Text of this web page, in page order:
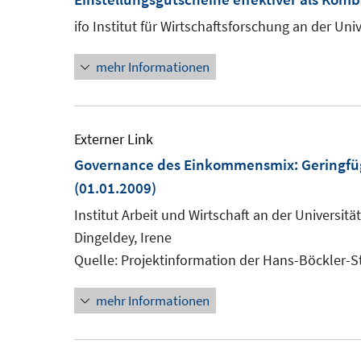
ifo Institut für Wirtschaftsforschung an der
mehr Informationen
Externer Link
Governance des Einkommensmix:
(01.01.2009)
Institut Arbeit und Wirtschaft an der
Dingeldey, Irene
Quelle: Projektinformation der Hans-Böckler-
mehr Informationen